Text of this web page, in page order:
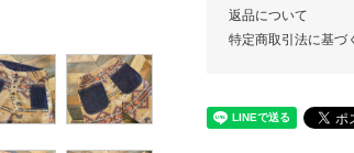
返品について
特定商取引法に基づ